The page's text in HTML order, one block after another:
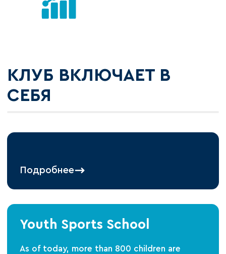
КЛУБ ВКЛЮЧАЕТ В
СЕБЯ
Подробнее
Youth Sports School
As of today, more than 800 children are